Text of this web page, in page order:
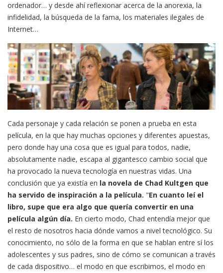
ordenador… y desde ahí reflexionar acerca de la anorexia, la
infidelidad, la búsqueda de la fama, los materiales ilegales de
Internet…
Cada personaje y cada relación se ponen a prueba en esta
película, en la que hay muchas opciones y diferentes apuestas,
pero donde hay una cosa que es igual para todos, nadie,
absolutamente nadie, escapa al gigantesco cambio social que
ha provocado la nueva tecnología en nuestras vidas. Una
conclusión que ya existía en la novela de Chad Kultgen que
ha servido de inspiración a la película. "En cuanto leí el
libro, supe que era algo que quería convertir en una
película algún día. En cierto modo, Chad entendía mejor que
el resto de nosotros hacia dónde vamos a nivel tecnológico. Su
conocimiento, no sólo de la forma en que se hablan entre sí los
adolescentes y sus padres, sino de cómo se comunican a través
de cada dispositivo… el modo en que escribimos, el modo en